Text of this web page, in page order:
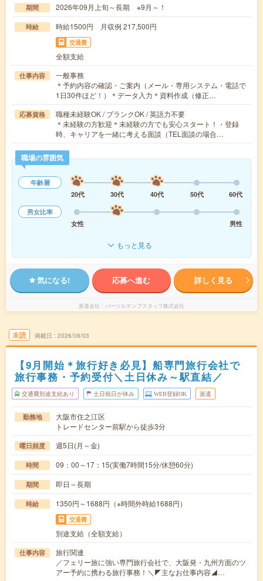
期間 2026年09月上旬～長期 ※9月～！
時給 時給1500円 月収例 217,500円
交通費
全額支給
仕事内容
一般事務
＊予約内容の確認・ご案内（メール・専用システム・電話で
1日30件ほど！）＊データ入力＊資料作成（修正…
応募資格
職種未経験OK / ブランクOK / 英語力不要
＊未経験の方歓迎＊未経験の方でも安心スタート！・登録
時、キャリアを一緒に考える面談（TEL面談の場合…
職場の雰囲気
年齢層
20代
30代 40代 50代
60代
男女比率
女性
男性
もっと見る
気になる! 応募へ進む 詳しく見る
派遣会社 パーソルテンプスタッフ株式会社
未読 掲載日 2026/08/03
【9月開始＊旅行好き必見】船専門旅行会社で
旅行事務・予約受付＼土日休み～駅直結／
交通費別途支給あり 土日祝日が休み WEB登録OK 派遣
勤務地
大阪市住之江区
トレードセンター前駅から徒歩3分
曜日頻度 週5日(月～金)
時間 09：00～17：15(実働7時間15分/休憩60分)
期間 即日～長期
時給 1350円～1688円（※時間外時給1688円）
交通費
別途支給（全額支給）
仕事内容
旅行関連
／フェリー旅に強い専門旅行会社で、大阪発・九州方面のツ
アー予約に携わる旅行事務！＼◤主なお仕事内容◢…